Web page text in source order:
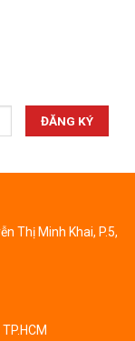
Thị Minh Khai, P.5,